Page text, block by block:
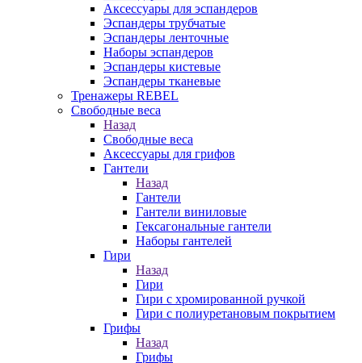
Аксессуары для эспандеров
Эспандеры трубчатые
Эспандеры ленточные
Наборы эспандеров
Эспандеры кистевые
Эспандеры тканевые
Тренажеры REBEL
Свободные веса
Назад
Свободные веса
Аксессуары для грифов
Гантели
Назад
Гантели
Гантели виниловые
Гексагональные гантели
Наборы гантелей
Гири
Назад
Гири
Гири с хромированной ручкой
Гири с полиуретановым покрытием
Грифы
Назад
Грифы